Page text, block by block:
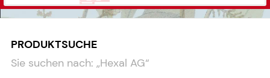
PRODUKTSUCHE
Sie suchen nach: „Hexal AG“